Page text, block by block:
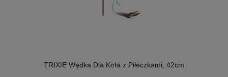
TRIXIE Wędka Dla Kota z Piłeczkami, 42cm